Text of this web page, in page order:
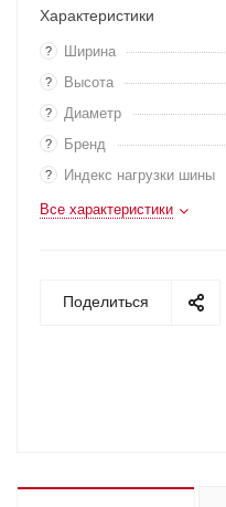
Характеристики
? Ширина
? Высота
? Диаметр
? Бренд
? Индекс нагрузки шины
Все характеристики
Поделиться